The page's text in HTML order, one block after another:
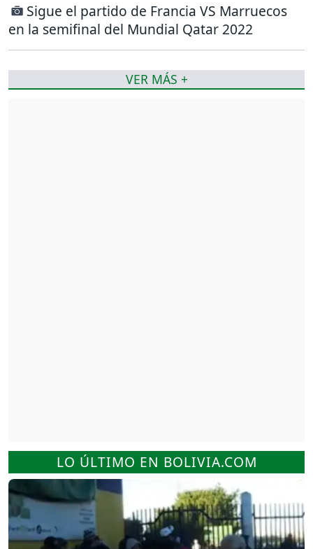
LO ÚLTIMO EN BOLIVIA.COM
Sigue el partido de Francia VS Marruecos
en la semifinal del Mundial Qatar 2022
VER MÁS +